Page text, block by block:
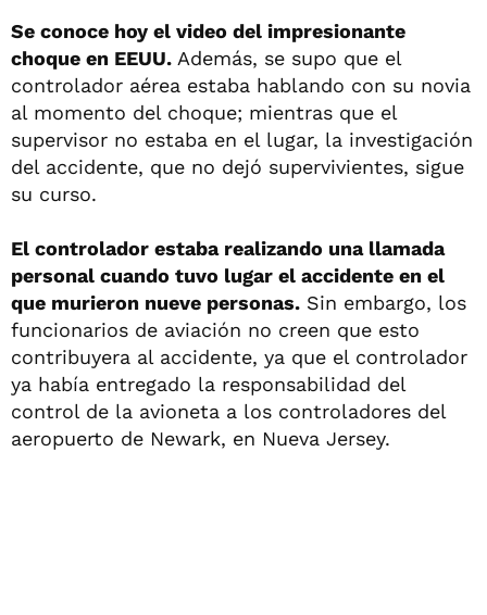
Se conoce hoy el video del impresionante
choque en EEUU. Además, se supo que el
controlador aérea estaba hablando con su novia
al momento del choque; mientras que el
supervisor no estaba en el lugar, la investigación
del accidente, que no dejó supervivientes, sigue
su curso.
El controlador estaba realizando una llamada
personal cuando tuvo lugar el accidente en el
que murieron nueve personas. Sin embargo, los
funcionarios de aviación no creen que esto
contribuyera al accidente, ya que el controlador
ya había entregado la responsabilidad del
control de la avioneta a los controladores del
aeropuerto de Newark, en Nueva Jersey.